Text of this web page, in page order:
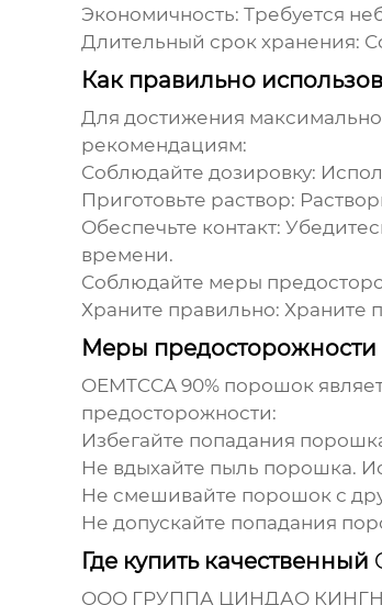
Экономичность: Требуется
Длительный срок хранения:
Как правильно
Для достижения
рекомендациям:
Соблюдайте дозировку:
Приготовьте раствор:
Обеспечьте контакт:
времени.
Соблюдайте меры
Храните правильно: Храните
Меры предосторожности
OEMTCCA 90% порошок
предосторожности:
Избегайте попадания
Не вдыхайте пыль порошка.
Не смешивайте порошок с
Не допускайте попадания
Где купить качественный
ООО ГРУППА ЦИНДАО